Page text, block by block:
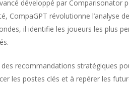
développé par
CompaGPT révolutionne l’analyse
il identifie les joueurs les plus
des recommandations stratégiques
les postes clés et à repérer les